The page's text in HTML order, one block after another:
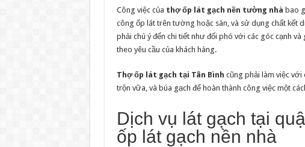
Công việc của thợ ốp lát gạch nền tường nhà bao
công ốp lát trên tường hoặc sàn, và sử dụng chất kết
phải chú ý đến chi tiết như đối phó với các góc cạnh
theo yêu cầu của khách hàng.
Thợ ốp lát gạch tại Tân Bình cũng phải làm việc với
trộn vữa, và búa gạch để hoàn thành công việc một
Dịch vụ lát gạch tại
ốp lát gạch nền nhà